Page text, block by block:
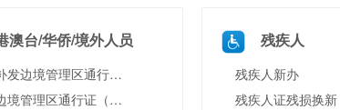
澳台/华侨/境外人员
申请补发边境管理区通行证（含边境特别管理区通行证）
申办边境管理区通行证（含边境特别管理区通行证）
残疾人
残疾人新办
残疾人证残损换新